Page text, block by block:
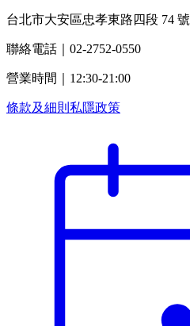
台北市大安區忠孝東路四段 74 號
聯絡電話｜02-2752-0550
營業時間｜12:30-21:00
條款及細則 私隱政策